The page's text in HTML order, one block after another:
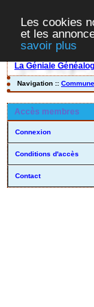
Les cookies
et les
savoir plus
La Géniale
Navigation ::
Accès membres
Connexion
Conditions d'accès
Contact